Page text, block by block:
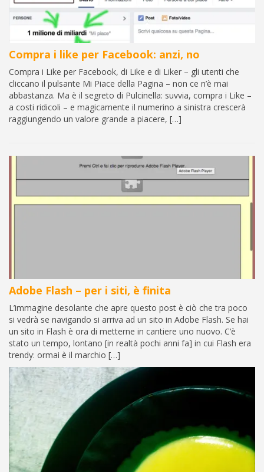
Compra i like per Facebook: anzi, no
Compra i Like per Facebook, di Like e di Liker – gli utenti che
cliccano il pulsante Mi Piace della Pagina – non ce n’è mai
abbastanza. Ma è il segreto di Pulcinella: suvvia, compra i Like –
a costi ridicoli – e magicamente il numerino a sinistra crescerà
raggiungendo un valore grande a piacere, […]
Adobe Flash – per i siti, è finita
L’immagine desolante che apre questo post è ciò che tra poco
si vedrà se navigando si arriva ad un sito in Adobe Flash. Se hai
un sito in Flash è ora di metterne in cantiere uno nuovo. C’è
stato un tempo, lontano [in realtà pochi anni fa] in cui Flash era
trendy: ormai è il marchio […]